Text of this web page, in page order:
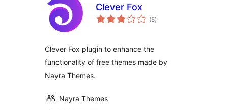
Clever Fox
(5общо
оценки
)
Clever Fox plugin to enhance the
functionality of free themes made by
Nayra Themes.
Nayra Themes